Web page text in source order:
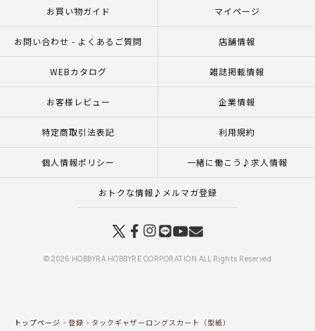
お買い物ガイド マイページ
お問い合わせ - よくあるご質問 店舗情報
WEBカタログ 雑誌掲載情報
お客様レビュー 企業情報
特定商取引法表記 利用規約
個人情報ポリシー 一緒に働こう♪求人情報
おトクな情報♪メルマガ登録
© 2026 HOBBYRA HOBBYRE CORPORATION ALL Rights Reserved
トップページ 登録 タックギャザーロングスカート（型紙）